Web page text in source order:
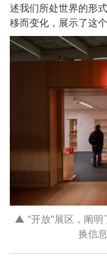
述我们所处世界的形
移而变化，展示了这
▲ “开放”展区，阐明
换信